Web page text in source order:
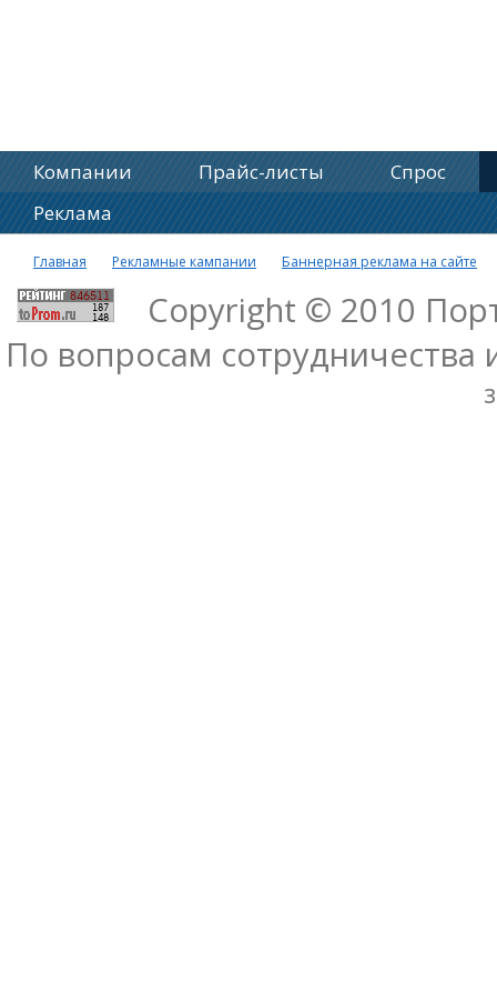
Компании Прайс-листы
Спрос
Реклама
Главная Рекламные кампании Баннерная реклама на сайте
Copyright © 2010
По вопросам